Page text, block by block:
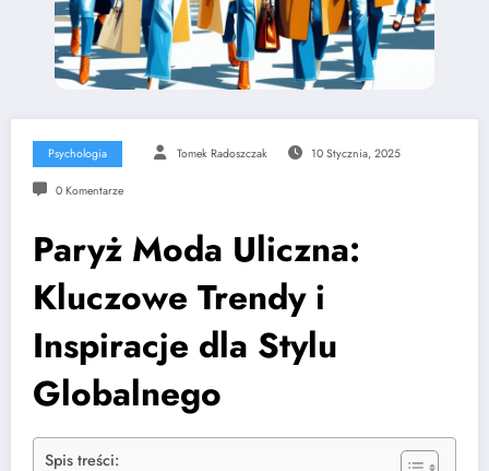
Psychologia Tomek Radoszczak 10 Stycznia, 2025
0 Komentarze
Paryż Moda Uliczna:
Kluczowe Trendy i
Inspiracje dla Stylu
Globalnego
Spis treści: